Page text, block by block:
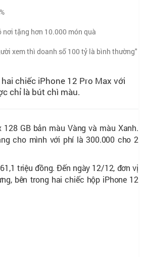
nơi tặng hơn 10.000 món quà
xem thì doanh số 100 tỷ là bình thường"
chiếc iPhone 12 Pro Max với
chỉ là bút chì màu.
GB bản màu Vàng và màu Xanh.
cho mình với phí là 300.000 cho 2
triệu đồng. Đến ngày 12/12, đơn vị
bên trong hai chiếc hộp iPhone 12